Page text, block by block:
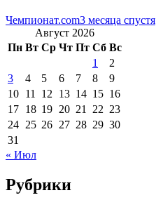
Чемпионат.com3 месяца спустя
Август 2026
Пн Вт Ср Чт Пт Сб Вс
1
2
3
4 5 6 7 8
9
10 11 12 13 14 15 16
17 18 19 20 21 22 23
24 25 26 27 28 29 30
31
« Июл
Рубрики